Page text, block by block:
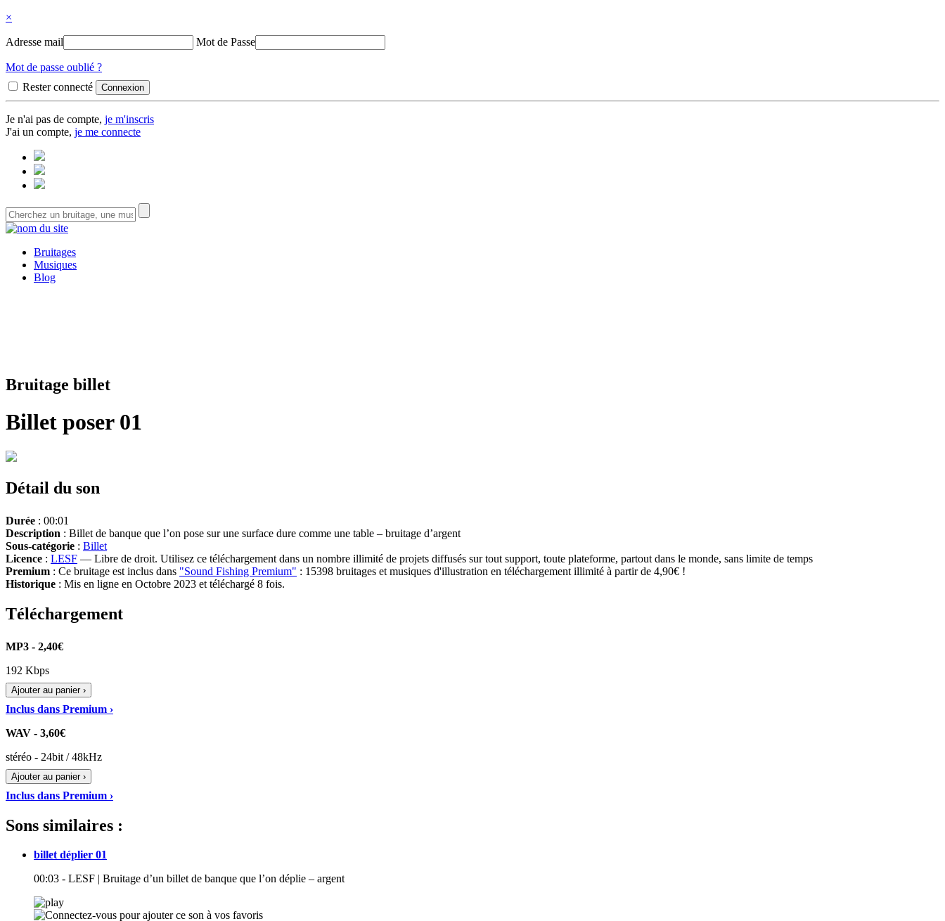
×
Adresse mail Mot de Passe
Mot de passe oublié ?
Rester connecté
Je n'ai pas de compte, je m'inscris
J'ai un compte, je me connecte
Bruitages
Musiques
Blog
Bruitage billet
Billet poser 01
Détail du son
Durée : 00:01
Description : Billet de banque que l’on pose sur une surface dure comme une table – bruitage d’argent
Sous-catégorie : Billet
Licence : LESF — Libre de droit. Utilisez ce téléchargement dans un nombre illimité de projets diffusés sur tout support, toute plateforme, partout dans le monde, sans limite de temps
Premium : Ce bruitage est inclus dans "Sound Fishing Premium" : 15398 bruitages et musiques d'illustration en téléchargement illimité à partir de 4,90€ !
Historique : Mis en ligne en Octobre 2023 et téléchargé 8 fois.
Téléchargement
MP3 - 2,40€
192 Kbps
Ajouter au panier ›
Inclus dans Premium ›
WAV - 3,60€
stéréo - 24bit / 48kHz
Ajouter au panier ›
Inclus dans Premium ›
Sons similaires :
billet déplier 01
00:03 - LESF | Bruitage d’un billet de banque que l’on déplie – argent